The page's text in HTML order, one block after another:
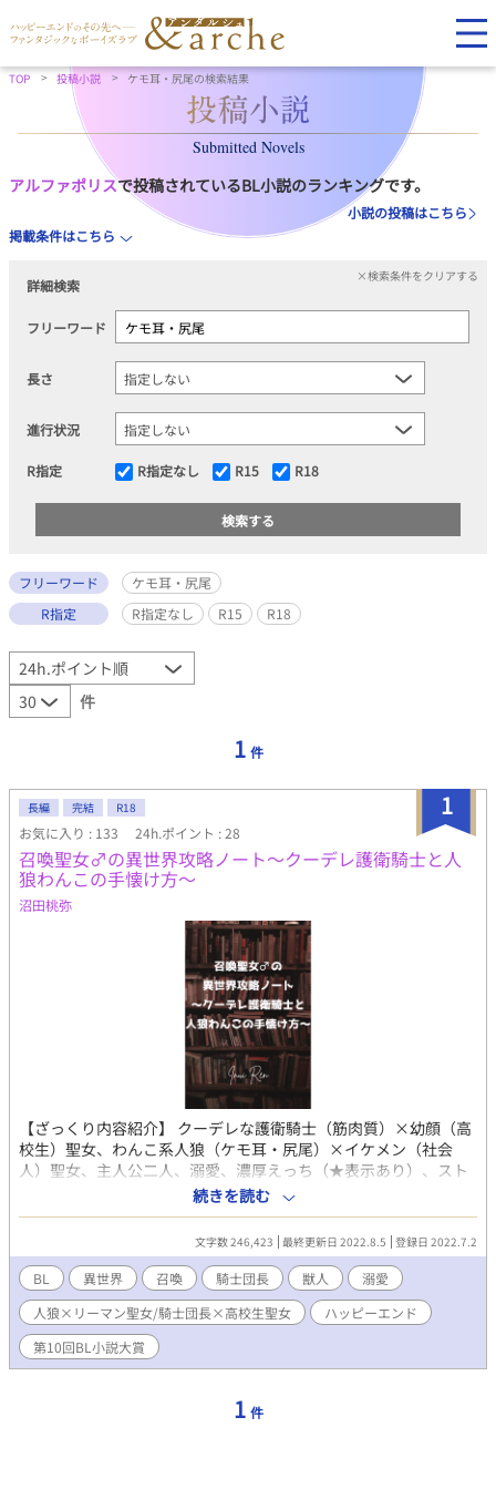
TOP 投稿小説 ケモ耳・尻尾の検索結果
Submitted Novels
アルファポリスで投稿されているBL小説のランキングです。
小説の投稿はこちら
掲載条件はこちら
詳細検索
×検索条件をクリアする
フリーワード
長さ
進行状況
R指定 R指定なし R15 R18
フリーワード
ケモ耳・尻尾
R指定
R指定なし R15 R18
件
1 件
1
長編 完結 R18
お気に入り : 133 24h.ポイント : 28
召喚聖女♂の異世界攻略ノート～クーデレ護衛騎士と人
狼わんこの手懐け方～
沼田桃弥
【ざっくり内容紹介】 クーデレな護衛騎士（筋肉質）×幼顔（高
校生）聖女、わんこ系人狼（ケモ耳・尻尾）×イケメン（社会
人）聖女、主人公二人、溺愛、濃厚えっち（★表示あり）、スト
ーリー重視、一部残虐描写あり、ハッピーエンド 【あらすじ】
会社の人間関係に疲れ切った社会人・富塚雫とイジメや家庭環境
で居場所を失った高校生・高槻希空はとあるきっかけでオンライ
ンゲーム内で出会い、意気投合。 雫は希空のイジメなどの相談
を受けるが、話を聞くこと位しか出来ず。数日後、希空は精神的
に追い込まれ、ネットで噂になっている『何でも願いを叶えてく
れる魔法陣』を試し、現実世界からいなくなる。 数日後、ゲー
ム内で高校生の謎の失踪事件を聞き、雫はそれが希空だと思う。
雫自身も上司の執拗な嫌がらせに耐えかねて、会社を辞める。何
た。 『希空を助けるために、同じ世界に』と願った雫が目覚め
た場所は、まさかの異世界だったが、希空と同じ世界に転移した
続きを読む
文字数 246,423 最終更新日 2022.8.5 登録日 2022.7.2
BL 異世界 召喚 騎士団長 獣人
溺愛
人狼×リーマン聖女/騎士団長×高校生聖女
ハッピーエンド
第10回BL小説大賞
1 件